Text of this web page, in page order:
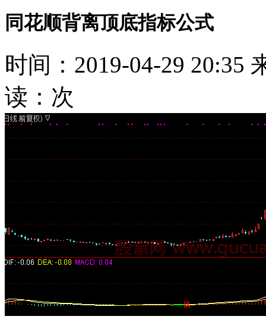
同花顺背离顶底指标公式
时间：2019-04-29 20:35
读： 次